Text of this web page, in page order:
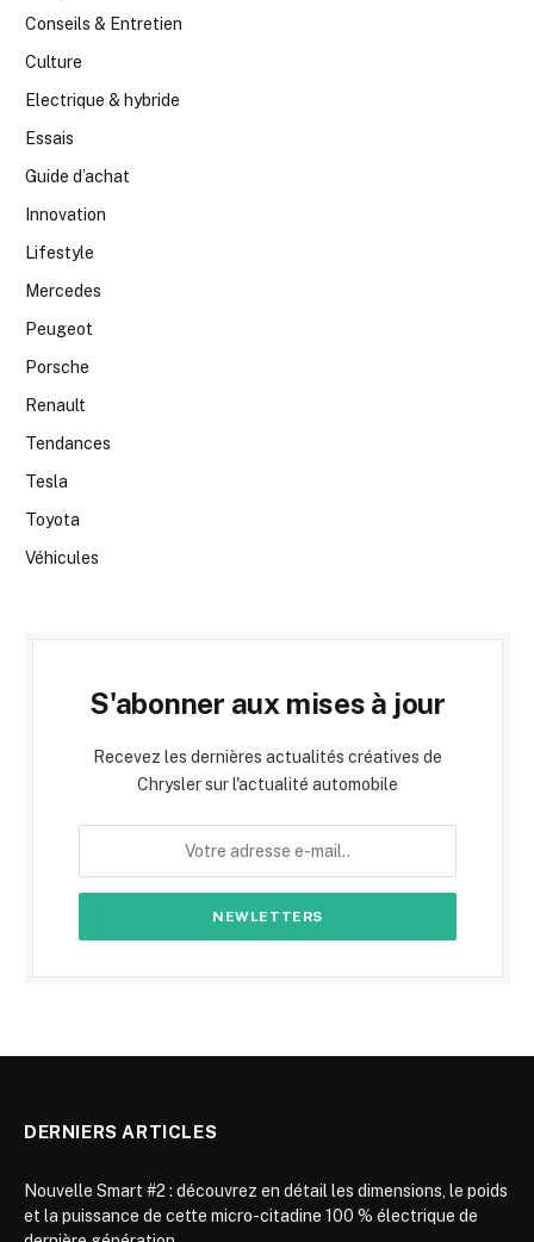
Conseils & Entretien
Culture
Electrique & hybride
Essais
Guide d’achat
Innovation
Lifestyle
Mercedes
Peugeot
Porsche
Renault
Tendances
Tesla
Toyota
Véhicules
S'abonner aux mises à jour
Recevez les dernières actualités créatives de
Chrysler sur l'actualité automobile
DERNIERS ARTICLES
Nouvelle Smart #2 : découvrez en détail les dimensions, le poids
et la puissance de cette micro-citadine 100 % électrique de